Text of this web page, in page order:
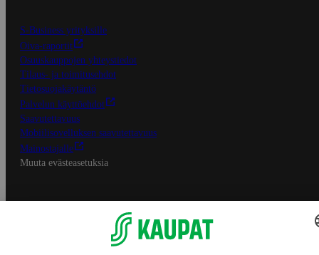
S-Business yrityksille
Oiva-raportit
Osuuskauppojen yhteystiedot
Tilaus- ja toimitusehdot
Tietosuojakäytäntö
Palvelun käyttöehdot
Saavutettavuus
Mobiilisovelluksen saavutettavuus
Mainostajalle
Muuta evästeasetuksia
S-ryhmän palvelut